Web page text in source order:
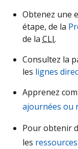
Obtenez une
étape, de la
de la CLI.
Consultez la
les lignes
Apprenez
ajournées ou
Pour obtenir
les ressources